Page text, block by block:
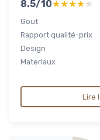
8.5/10★★★★★
★★★★★
Gout
Rapport qualité-prix
Design
Materiaux
Lire